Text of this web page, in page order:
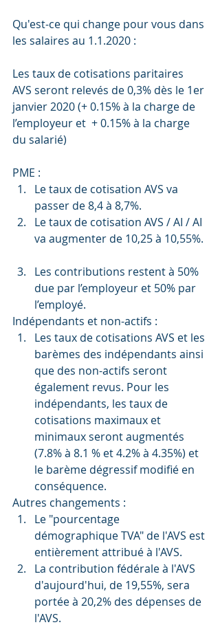
Qu'est-ce qui change pour vous dans
les salaires au 1.1.2020 :
Les taux de cotisations paritaires
AVS seront relevés de 0,3% dès le 1er
janvier 2020 (+ 0.15% à la charge de
l’employeur et  + 0.15% à la charge
du salarié)
PME :
Le taux de cotisation AVS va
passer de 8,4 à 8,7%.
Le taux de cotisation AVS / AI / AI
va augmenter de 10,25 à 10,55%.
Les contributions restent à 50%
due par l’employeur et 50% par
l’employé.
Indépendants et non-actifs :
Les taux de cotisations AVS et les
barèmes des indépendants ainsi
que des non-actifs seront
également revus. Pour les
indépendants, les taux de
cotisations maximaux et
minimaux seront augmentés
(7.8% à 8.1 % et 4.2% à 4.35%) et
le barème dégressif modifié en
conséquence.
Autres changements :
Le "pourcentage
démographique TVA" de l'AVS est
entièrement attribué à l'AVS.
La contribution fédérale à l'AVS
d'aujourd'hui, de 19,55%, sera
portée à 20,2% des dépenses de
l'AVS.